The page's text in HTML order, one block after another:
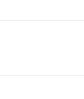
28
28
28
28
28